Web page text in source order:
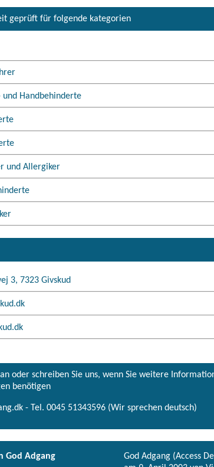
geprüft für folgende kategorien
und Handbehinderte
und Allergiker
3, 7323 Givskud
an oder schreiben Sie uns, wenn Sie weitere
benötigen
- Tel. 0045 51343596 (Wir sprechen deutsch)
God Adgang
God Adgang (Access